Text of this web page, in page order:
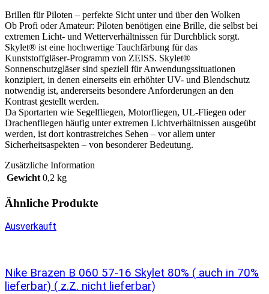
Brillen für Piloten – perfekte Sicht unter und über den Wolken
Ob Profi oder Amateur: Piloten benötigen eine Brille, die selbst bei
extremen Licht- und Wetterverhältnissen für Durchblick sorgt.
Skylet® ist eine hochwertige Tauchfärbung für das
Kunststoffgläser-Programm von ZEISS. Skylet®
Sonnenschutzgläser sind speziell für Anwendungssituationen
konzipiert, in denen einerseits ein erhöhter UV- und Blendschutz
notwendig ist, andererseits besondere Anforderungen an den
Kontrast gestellt werden.
Da Sportarten wie Segelfliegen, Motorfliegen, UL-Fliegen oder
Drachenfliegen häufig unter extremen Lichtverhältnissen ausgeübt
werden, ist dort kontrastreiches Sehen – vor allem unter
Sicherheitsaspekten – von besonderer Bedeutung.
Zusätzliche Information
Gewicht 0,2 kg
Ähnliche Produkte
Ausverkauft
Nike Brazen B 060 57-16 Skylet 80% ( auch in 70%
lieferbar) ( z.Z. nicht lieferbar)